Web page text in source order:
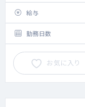
給与
勤務日数
お気に入り